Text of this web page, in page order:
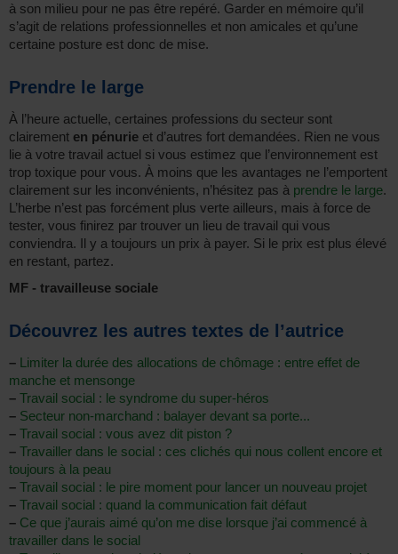
à son milieu pour ne pas être repéré. Garder en mémoire qu’il
s’agit de relations professionnelles et non amicales et qu’une
certaine posture est donc de mise.
Prendre le large
À l’heure actuelle, certaines professions du secteur sont
clairement en pénurie et d’autres fort demandées. Rien ne vous
lie à votre travail actuel si vous estimez que l’environnement est
trop toxique pour vous. À moins que les avantages ne l’emportent
clairement sur les inconvénients, n’hésitez pas à prendre le large.
L’herbe n’est pas forcément plus verte ailleurs, mais à force de
tester, vous finirez par trouver un lieu de travail qui vous
conviendra. Il y a toujours un prix à payer. Si le prix est plus élevé
en restant, partez.
MF - travailleuse sociale
Découvrez les autres textes de l’autrice
– Limiter la durée des allocations de chômage : entre effet de
manche et mensonge
– Travail social : le syndrome du super-héros
– Secteur non-marchand : balayer devant sa porte...
– Travail social : vous avez dit piston ?
– Travailler dans le social : ces clichés qui nous collent encore et
toujours à la peau
– Travail social : le pire moment pour lancer un nouveau projet
– Travail social : quand la communication fait défaut
– Ce que j’aurais aimé qu’on me dise lorsque j’ai commencé à
travailler dans le social